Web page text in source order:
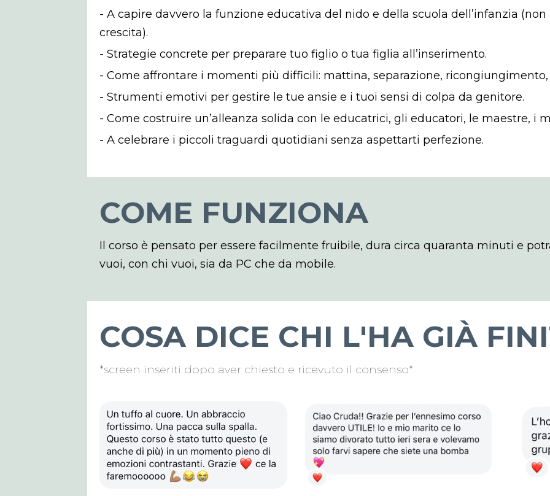
- A capire davvero la funzione educativa del nido e della scuola dell’infanzia
crescita).
- Strategie concrete per preparare tuo figlio o tua figlia all’inserimento.
- Come affrontare i momenti più difficili: mattina, separazione, ricongiungimento,
- Strumenti emotivi per gestire le tue ansie e i tuoi sensi di colpa da genitore.
- Come costruire un’alleanza solida con le educatrici, gli educatori, le maestre, i
- A celebrare i piccoli traguardi quotidiani senza aspettarti perfezione.
COME FUNZIONA
Il corso è pensato per essere facilmente fruibile, dura circa quaranta minuti e
vuoi, con chi vuoi, sia da PC che da mobile.
COSA DICE CHI L'HA GIÀ
*screen inseriti dopo aver chiesto e ricevuto il consenso*